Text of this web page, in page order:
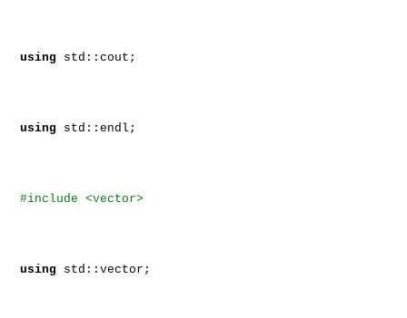
using std::cout;
using std::endl;
#include <vector>
using std::vector;